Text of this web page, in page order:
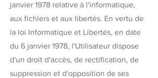
janvier 1978 relative à l'informatique,
aux fichiers et aux libertés. En vertu de
la loi Informatique et Libertés, en date
du 6 janvier 1978, l'Utilisateur dispose
d'un droit d'accès, de rectification, de
suppression et d'opposition de ses